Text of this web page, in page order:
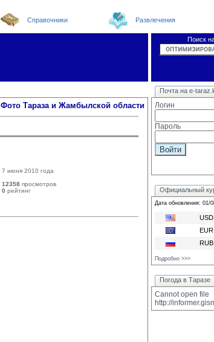
Справочники Развлечения
Поиск
Новости
Телефоный
Новости e-taraz
Фото Тараза и Жамбылской области
7 июня 2010 года
12358 просмотров
0 рейтинг
Почта на e-
Логин
Пароль
Официальный
Дата обновления: 01/
USD
EUR
RUB
Подробно >>>
Погода в Таразе
Cannot open file
http://